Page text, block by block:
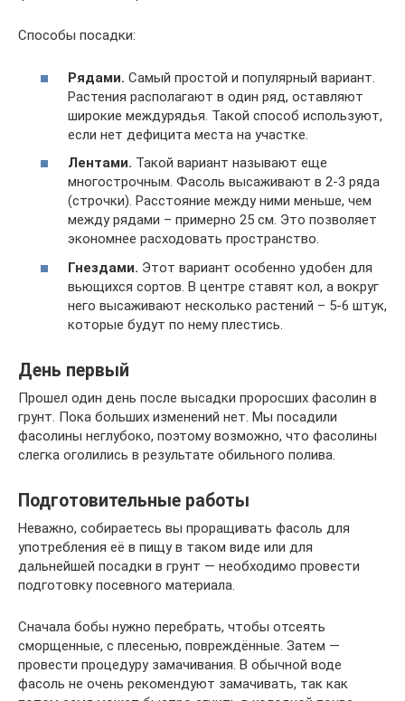
Способы посадки:
Рядами. Самый простой и популярный вариант.
Растения располагают в один ряд, оставляют
широкие междурядья. Такой способ используют,
если нет дефицита места на участке.
Лентами. Такой вариант называют еще
многострочным. Фасоль высаживают в 2-3 ряда
(строчки). Расстояние между ними меньше, чем
между рядами – примерно 25 см. Это позволяет
экономнее расходовать пространство.
Гнездами. Этот вариант особенно удобен для
вьющихся сортов. В центре ставят кол, а вокруг
него высаживают несколько растений – 5-6 штук,
которые будут по нему плестись.
День первый
Прошел один день после высадки проросших фасолин в
грунт. Пока больших изменений нет. Мы посадили
фасолины неглубоко, поэтому возможно, что фасолины
слегка оголились в результате обильного полива.
Подготовительные работы
Неважно, собираетесь вы проращивать фасоль для
употребления её в пищу в таком виде или для
дальнейшей посадки в грунт — необходимо провести
подготовку посевного материала.
Сначала бобы нужно перебрать, чтобы отсеять
сморщенные, с плесенью, повреждённые. Затем —
провести процедуру замачивания. В обычной воде
фасоль не очень рекомендуют замачивать, так как